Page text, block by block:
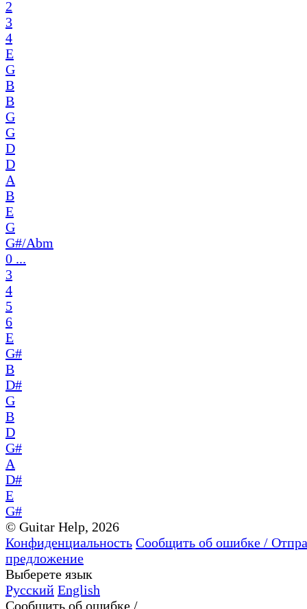
2
3
4
E
G
B
B
G
G
D
D
A
B
E
G
G#/Abm
0 ...
3
4
5
6
E
G#
B
D#
G
B
D
G#
A
D#
E
G#
© Guitar Help, 2026
Конфиденциальность Сообщить об ошибке /
предложение
Выберете язык
Русский English
Сообщить об ошибке /